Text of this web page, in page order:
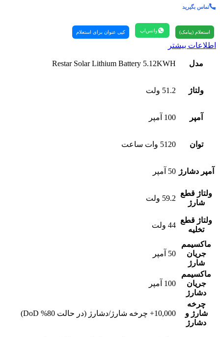
تماس بگیرید
استعلام (پیامک) واتس‌اپ کپی عنوان برای استعلام
اطلاعات بیشتر
مدل Restar Solar Lithium Battery 5.12KWH
ولتاژ 51.2 ولت
آمپر 100 آمپر
توان 5120 وات ساعت
آمپر دشارژ 50 آمپر
ولتاژ قطع
شارژ
59.2 ولت
ولتاژ قطع
تخلیه
44 ولت
ماکسیمم
جریان
شارژ
50 آمپر
ماکسیمم
جریان
دشارژ
100 آمپر
چرخه
شارژ و
دشارژ
10,000+ چرخه شارژ/دشارژ (در حالت 80% DoD)